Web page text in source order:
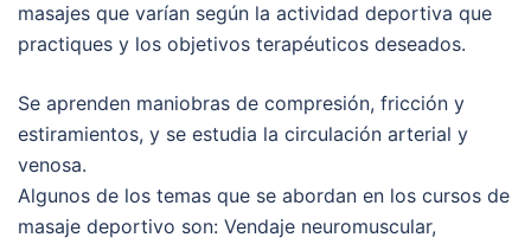
masajes que varían según la actividad deportiva que
practiques y los objetivos terapéuticos deseados.
Se aprenden maniobras de compresión, fricción y
estiramientos, y se estudia la circulación arterial y
venosa.
Algunos de los temas que se abordan en los cursos de
masaje deportivo son: Vendaje neuromuscular,